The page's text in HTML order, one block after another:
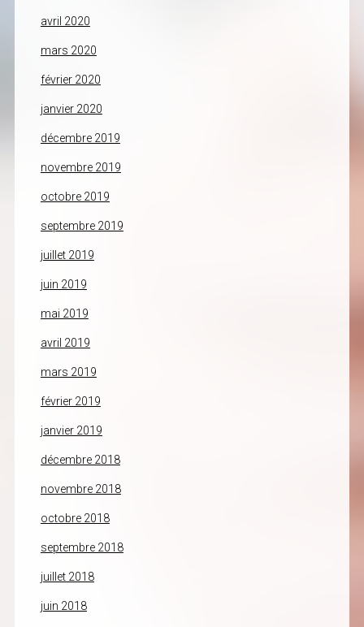
avril 2020
mars 2020
février 2020
janvier 2020
décembre 2019
novembre 2019
octobre 2019
septembre 2019
juillet 2019
juin 2019
mai 2019
avril 2019
mars 2019
février 2019
janvier 2019
décembre 2018
novembre 2018
octobre 2018
septembre 2018
juillet 2018
juin 2018